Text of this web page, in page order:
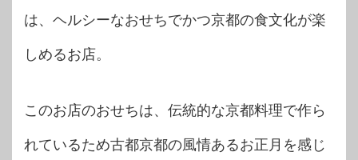
は、ヘルシーなおせちでかつ京都の食文化が楽
しめるお店。
このお店のおせちは、伝統的な京都料理で作ら
れているため古都京都の風情あるお正月を感じ